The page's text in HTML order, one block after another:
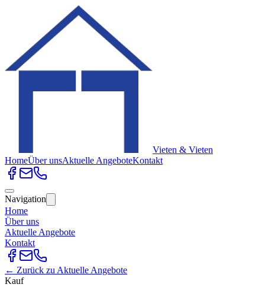
Vieten & Vieten
HomeÜber unsAktuelle AngeboteKontakt
Navigation
Home
Über uns
Aktuelle Angebote
Kontakt
← Zurück zu Aktuelle Angebote
Kauf